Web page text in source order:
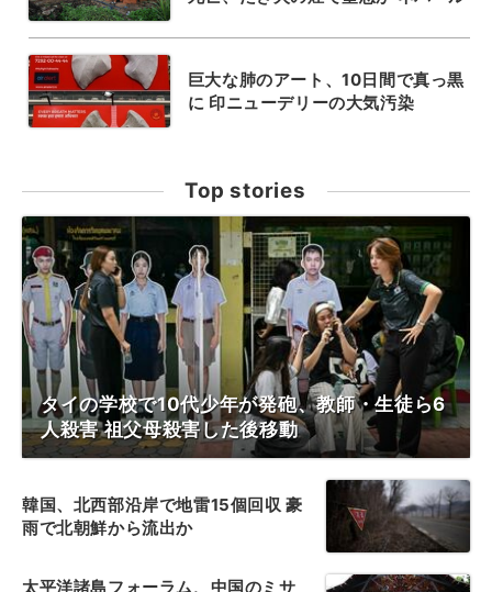
巨大な肺のアート、10日間で真っ黒
に 印ニューデリーの大気汚染
Top stories
タイの学校で10代少年が発砲、教師・生徒ら6
人殺害 祖父母殺害した後移動
韓国、北西部沿岸で地雷15個回収 豪
雨で北朝鮮から流出か
太平洋諸島フォーラム、中国のミサ